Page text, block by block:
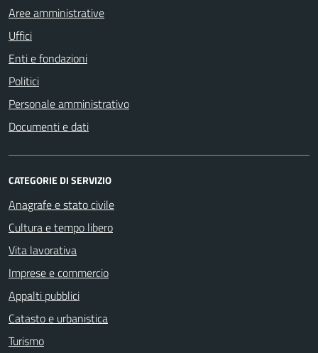
Aree amministrative
Uffici
Enti e fondazioni
Politici
Personale amministrativo
Documenti e dati
CATEGORIE DI SERVIZIO
Anagrafe e stato civile
Cultura e tempo libero
Vita lavorativa
Imprese e commercio
Appalti pubblici
Catasto e urbanistica
Turismo